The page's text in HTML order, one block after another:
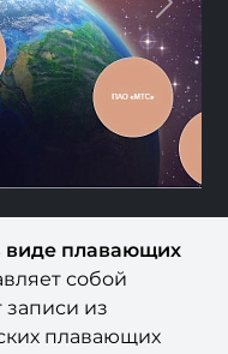
плавающих
собой
записи из